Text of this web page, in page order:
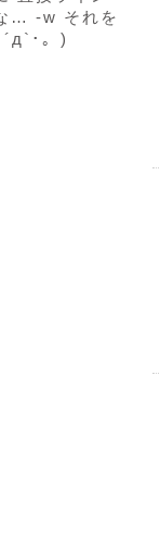
… -w それを
･。)